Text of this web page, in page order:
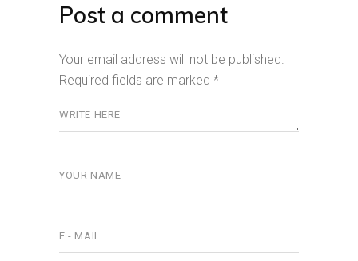
Post a comment
Your email address will not be published.
Required fields are marked *